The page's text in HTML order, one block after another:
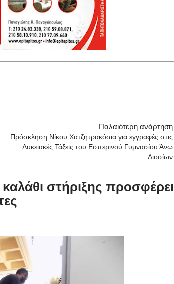
Παλαιότερη ανάρτηση
Πρόσκληση Νίκου Χατζητρακόσια για εγγραφές στις
Λυκειακές Τάξεις του Εσπερινού Γυμνασίου Άνω
Λιοσίων
στήριξης προσφέρει